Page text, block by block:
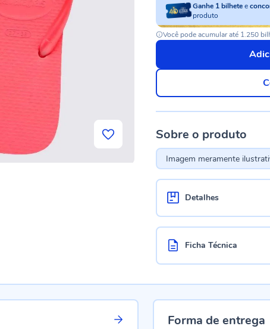
Ganhe 1 bilhete e
produto
Você pode acumular até 1.250
Sobre o produto
Imagem meramente
Detalhes
Ficha Técnica
Forma de entrega